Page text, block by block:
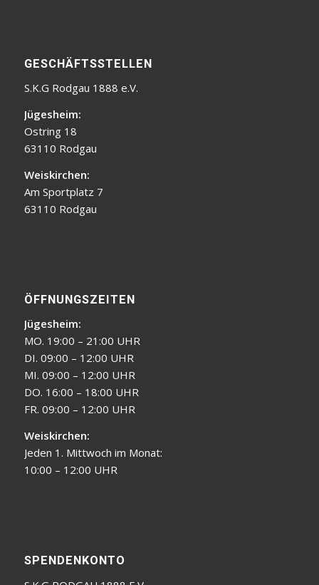
GESCHÄFTSSTELLEN
S.K.G Rodgau 1888 e.V.
Jügesheim:
Ostring 18
63110 Rodgau
Weiskirchen:
Am Sportplatz 7
63110 Rodgau
ÖFFNUNGSZEITEN
Jügesheim:
MO. 19:00 – 21:00 UHR
DI. 09:00 – 12:00 UHR
MI. 09:00 – 12:00 UHR
DO. 16:00 – 18:00 UHR
FR. 09:00 – 12:00 UHR
Weiskirchen:
Jeden 1. Mittwoch im Monat:
10:00 – 12:00 UHR
SPENDENKONTO